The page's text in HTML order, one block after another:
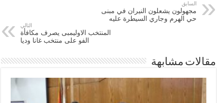
السابق
مجهولون يشعلون النيران في مبنى
حي الهرم وجاري السيطرة عليه
التالي
المنتخب الاوليمبى يصرف مكافأة
الفو على منتخب غانا وديا
مقالات مشابهة